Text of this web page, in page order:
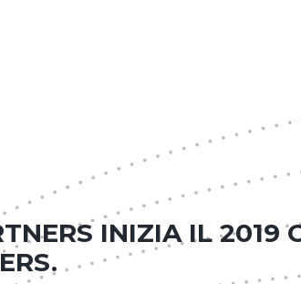
INIZIA IL 2019